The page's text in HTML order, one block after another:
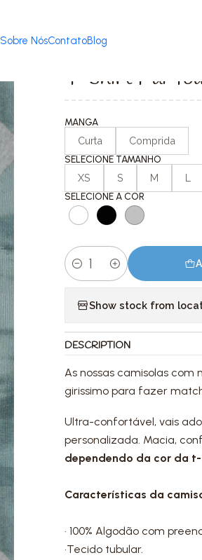
Sobre NósContatoBlog
T-shirt Pai
MANGA
Curta Comprida
SELECIONE TAMANHO
XS S M L
SELECIONE A COR
Quantity
Show stock from
DESCRIPTION
As nossas camisolas
girissimo para fazer
Ultra-confortável, vais
personalizada. Macia,
dependendo da cor da
Características da
• 100% Algodão com
•Tecido tubular.